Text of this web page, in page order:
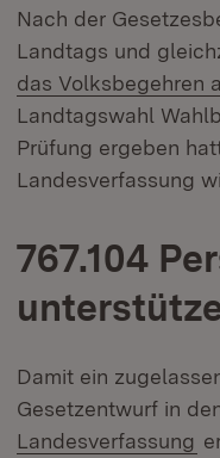
Nach der
Landtags und
das Volksbegehren
Landtagswahl
Prüfung ergeben
Landesverfassung
767.104
Damit ein
Gesetzentwurf in
Landesverfassung